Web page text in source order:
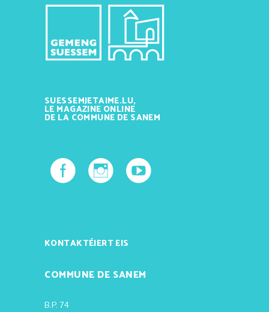
SUESSEMJETAIME.LU,
LE MAGAZINE ONLINE
DE LA COMMUNE DE SANEM
KONTAKTÉIERT EIS
COMMUNE DE SANEM
B.P. 74